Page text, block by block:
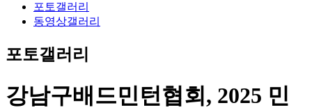
포토갤러리
동영상갤러리
포토갤러리
강남구배드민턴협회, 2025 민